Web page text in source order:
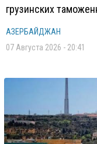
грузинских
АЗЕРБАЙДЖАН
07 Августа 2026 - 20:41